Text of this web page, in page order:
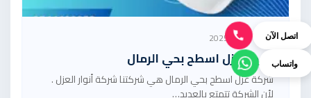
24 نوفمبر 2025
شركة عزل اسطح بحي الرمال
شركة عزل اسطح بحي الرمال هي شركتنا شركة أنوار العزل .
لأن الشركة تتمتع بالعديد…
اتصل الآن
واتساب